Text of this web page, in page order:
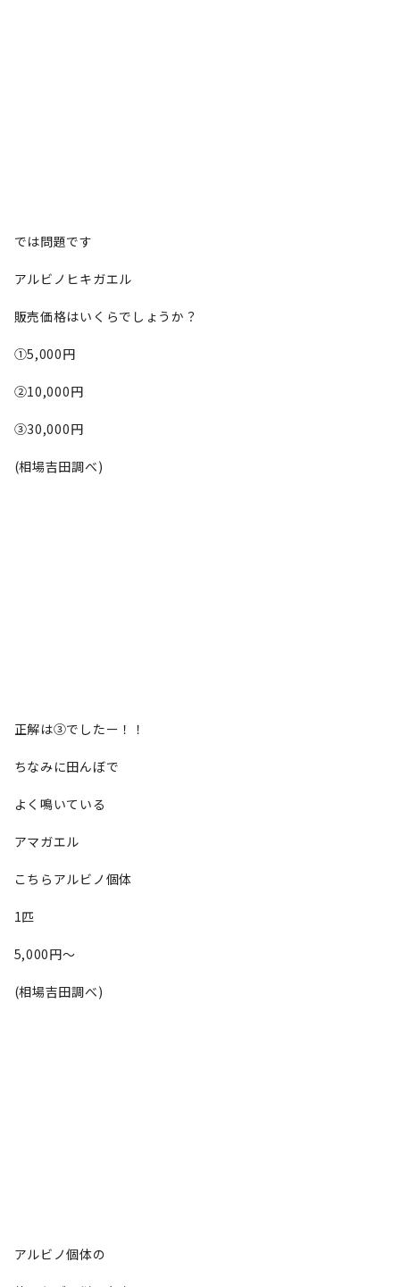
では問題です
アルビノヒキガエル
販売価格はいくらでしょうか？
①5,000円
②10,000円
③30,000円
(相場吉田調べ)
正解は③でしたー！！
ちなみに田んぼで
よく鳴いている
アマガエル
こちらアルビノ個体
1匹
5,000円〜
(相場吉田調べ)
アルビノ個体の